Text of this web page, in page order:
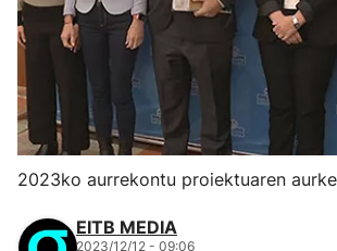
2023ko aurrekontu proiektuaren
EITB MEDIA
2023/12/12 - 09:06